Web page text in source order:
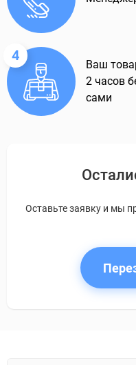
4
Ваш
2 часов
сами
Оставьте заявку и мы